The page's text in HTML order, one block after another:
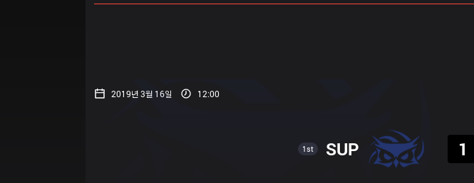
2019년 3월 16일 12:00
1st SUP
1